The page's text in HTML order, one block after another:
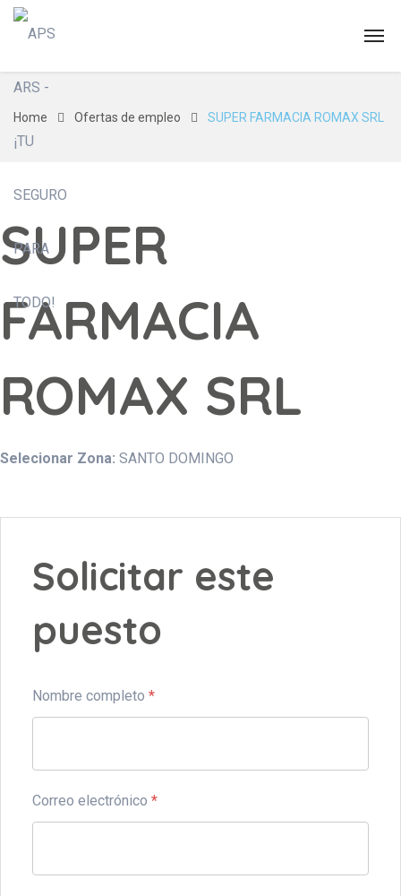
Home Ofertas de empleo SUPER FARMACIA ROMAX SRL
SUPER
FARMACIA
ROMAX SRL
Selecionar Zona: SANTO DOMINGO
Solicitar este
puesto
Nombre completo *
Correo electrónico *